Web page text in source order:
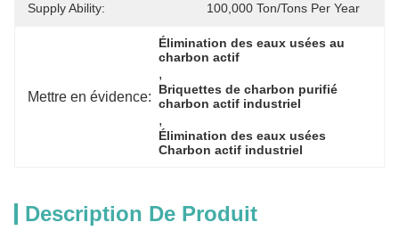
Supply Ability: 100,000 Ton/Tons Per Year
Mettre en évidence:
Élimination des eaux usées au
charbon actif
,
Briquettes de charbon purifié
charbon actif industriel
,
Élimination des eaux usées
Charbon actif industriel
Description De Produit